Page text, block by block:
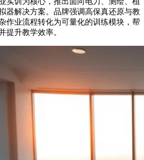
器解决方案。品牌强调高保真还原与教
作业流程转化为可量化的训练模块，帮
提升教学效率。